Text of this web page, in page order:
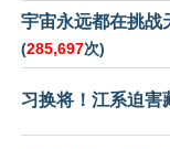
宇宙永远都在挑战
(285,697次)
习换将！江系迫害